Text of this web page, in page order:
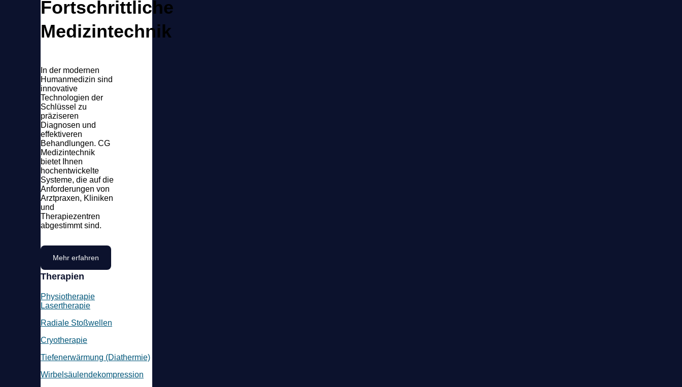
Fortschrittliche
Medizintechnik
In der modernen
Humanmedizin sind
innovative
Technologien der
Schlüssel zu
präziseren
Diagnosen und
effektiveren
Behandlungen. CG
Medizintechnik
bietet Ihnen
hochentwickelte
Systeme, die auf die
Anforderungen von
Arztpraxen, Kliniken
und
Therapiezentren
abgestimmt sind.
Mehr erfahren
Therapien
Physiotherapie
Lasertherapie
Radiale Stoßwellen
Cryotherapie
Tiefenerwärmung (Diathermie)
Wirbelsäulendekompression